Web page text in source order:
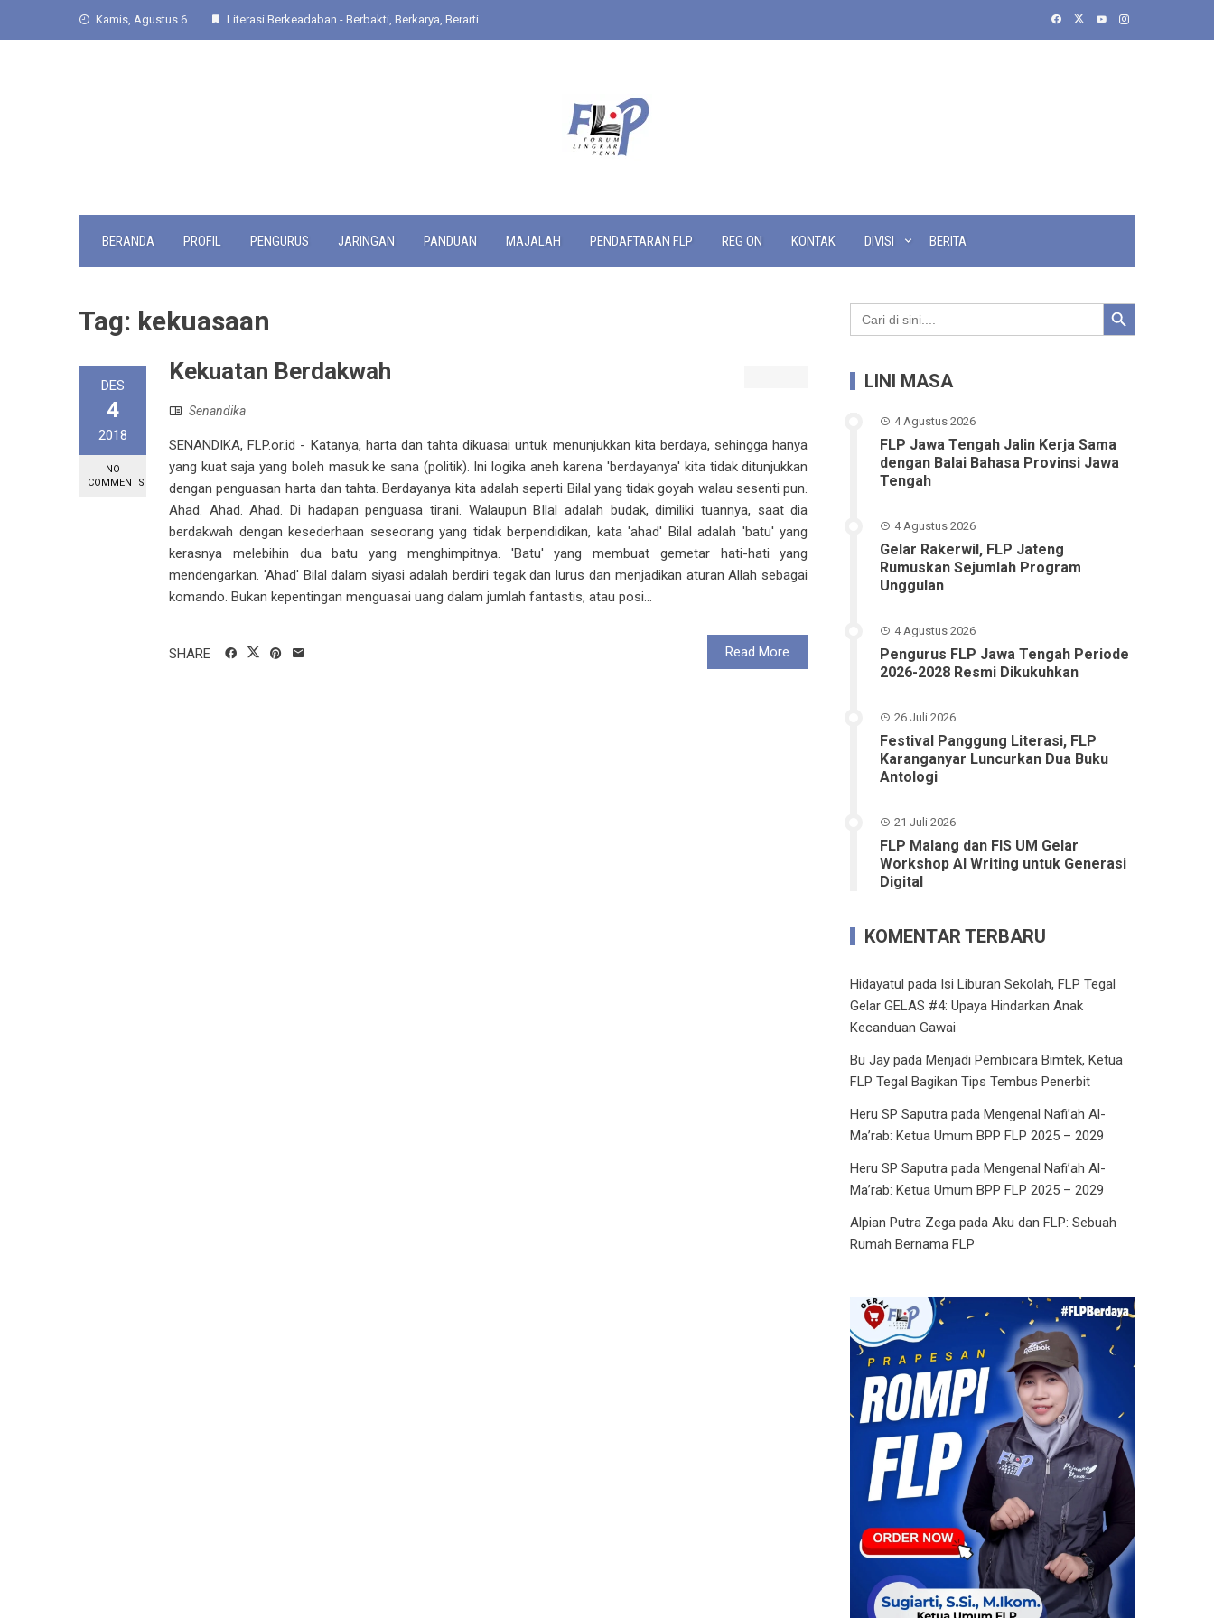
Kamis, Agustus 6 Literasi Berkeadaban - Berbakti, Berkarya, Berarti
BERANDA PROFIL PENGURUS JARINGAN PANDUAN MAJALAH PENDAFTARAN FLP REG ON KONTAK DIVISI BERITA
Tag: kekuasaan
DES
4
2018
NO
COMMENTS
Kekuatan Berdakwah
Senandika
SENANDIKA, FLP.or.id - Katanya, harta dan tahta dikuasai untuk menunjukkan kita berdaya, sehingga hanya
yang kuat saja yang boleh masuk ke sana (politik). Ini logika aneh karena 'berdayanya' kita tidak ditunjukkan
dengan penguasan harta dan tahta. Berdayanya kita adalah seperti Bilal yang tidak goyah walau sesenti pun.
Ahad. Ahad. Ahad. Di hadapan penguasa tirani. Walaupun BIlal adalah budak, dimiliki tuannya, saat dia
berdakwah dengan kesederhaan seseorang yang tidak berpendidikan, kata 'ahad' Bilal adalah 'batu' yang
kerasnya melebihin dua batu yang menghimpitnya. 'Batu' yang membuat gemetar hati-hati yang
mendengarkan. 'Ahad' Bilal dalam siyasi adalah berdiri tegak dan lurus dan menjadikan aturan Allah sebagai
komando. Bukan kepentingan menguasai uang dalam jumlah fantastis, atau posi...
Read More
SHARE
Search
for:
Search Button
LINI MASA
4 Agustus 2026
FLP Jawa Tengah Jalin Kerja Sama
dengan Balai Bahasa Provinsi Jawa
Tengah
4 Agustus 2026
Gelar Rakerwil, FLP Jateng
Rumuskan Sejumlah Program
Unggulan
4 Agustus 2026
Pengurus FLP Jawa Tengah Periode
2026-2028 Resmi Dikukuhkan
26 Juli 2026
Festival Panggung Literasi, FLP
Karanganyar Luncurkan Dua Buku
Antologi
21 Juli 2026
FLP Malang dan FIS UM Gelar
Workshop AI Writing untuk Generasi
Digital
KOMENTAR TERBARU
Hidayatul pada Isi Liburan Sekolah, FLP Tegal
Gelar GELAS #4: Upaya Hindarkan Anak
Kecanduan Gawai
Bu Jay padaMenjadi Pembicara Bimtek, Ketua
FLP Tegal Bagikan Tips Tembus Penerbit
Heru SP Saputra padaMengenal Nafi’ah Al-
Ma’rab: Ketua Umum BPP FLP 2025 – 2029
Heru SP Saputra padaMengenal Nafi’ah Al-
Ma’rab: Ketua Umum BPP FLP 2025 – 2029
Alpian Putra Zega padaAku dan FLP: Sebuah
Rumah Bernama FLP